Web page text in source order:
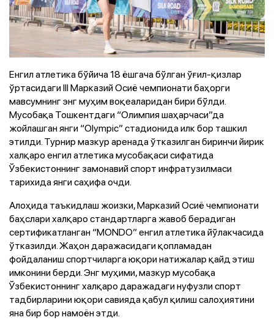
Енгил атлетика бўйича 18 ёшгача бўлган ўғил-қизлар
ўртасидаги III Марказий Осиё чемпионати баҳорги
мавсумнинг энг муҳим воқеаларидан бири бўлди.
Мусобақа Тошкентдаги “Олимпия шаҳарчаси”да
жойлашган янги “Olympic” стадионида илк бор ташкил
этилди. Турнир мазкур аренада ўтказилган биринчи йирик
халқаро енгил атлетика мусобақаси сифатида
Ўзбекистоннинг замонавий спорт инфратузилмаси
тарихида янги саҳифа очди.
Алоҳида таъкидлаш жоизки, Марказий Осиё чемпионати
баҳслари халқаро стандартларга жавоб берадиган
сертификатланган “MONDO” енгил атлетика йўлакчасида
ўтказилди. Жаҳон даражасидаги қопламадан
фойдаланиш спортчиларга юқори натижалар қайд этиш
имконини берди. Энг муҳими, мазкур мусобақа
Ўзбекистоннинг халқаро даражадаги нуфузли спорт
тадбирларини юқори савияда қабул қилиш салоҳиятини
яна бир бор намоён этди.